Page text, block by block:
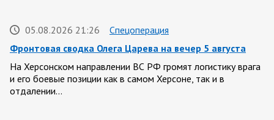
05.08.2026 21:26
Спецоперация
Фронтовая сводка Олега Царева на вечер 5 августа
На Херсонском направлении ВС РФ громят логистику врага
и его боевые позиции как в самом Херсоне, так и в
отдалении…